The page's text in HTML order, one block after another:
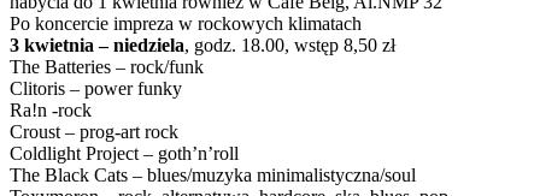
Po koncercie impreza w rockowych klimatach
3 kwietnia – niedziela, godz. 18.00, wstęp 8,50 zł
The Batteries – rock/funk
Clitoris – power funky
Ra!n -rock
Croust – prog-art rock
Coldlight Project – goth’n’roll
The Black Cats – blues/muzyka minimalistyczna/soul